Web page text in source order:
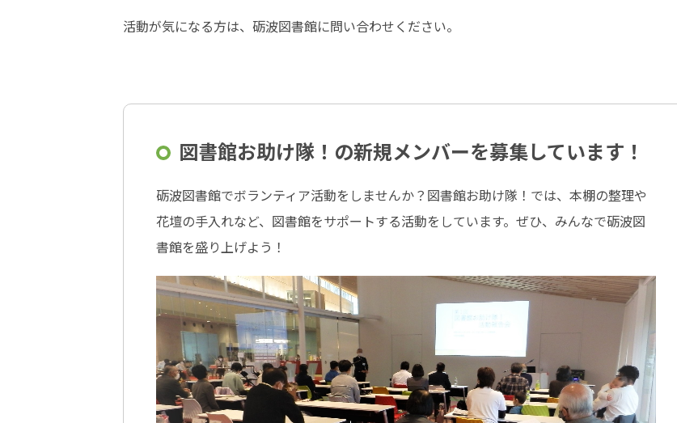
活動が気になる方は、砺波図書館に問い合わせください。
図書館お助け隊！の新規メンバーを募集しています！
砺波図書館でボランティア活動をしませんか？図書館お助け隊！では、本棚の整理や
花壇の手入れなど、図書館をサポートする活動をしています。ぜひ、みんなで砺波図
書館を盛り上げよう！